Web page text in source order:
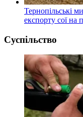
Тернопільські
експорту сої на
Суспільство